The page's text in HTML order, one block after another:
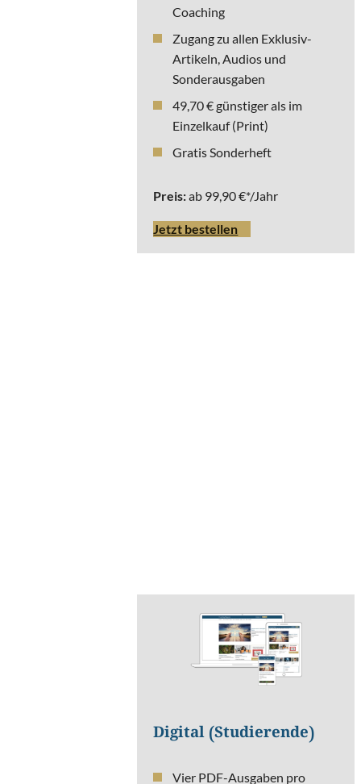
Coaching
Zugang zu allen Exklusiv-
Artikeln, Audios und
Sonderausgaben
49,70 € günstiger als im
Einzelkauf (Print)
Gratis Sonderheft
Preis:ab 99,90 €*/Jahr
Jetzt bestellen
Digital (Studierende)
Vier PDF-Ausgaben pro